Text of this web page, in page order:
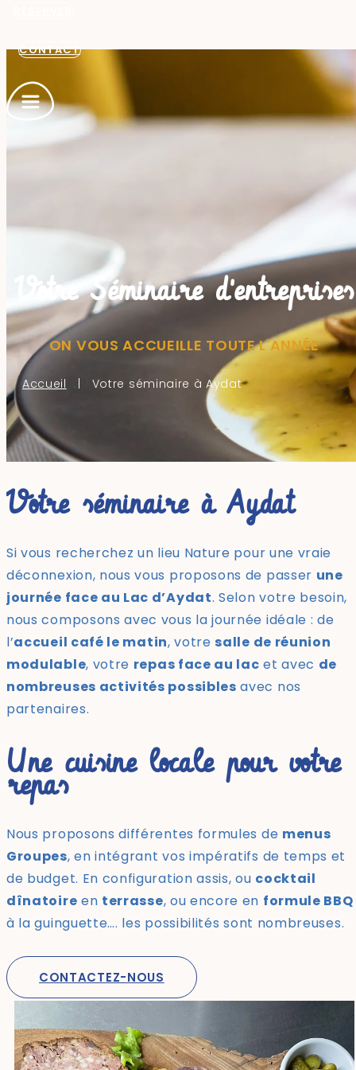
CONTACT
Votre Séminaire d'entreprises
ON VOUS ACCUEILLE TOUTE L'ANNÉE
Accueil Votre séminaire à Aydat
Votre séminaire à Aydat
Si vous recherchez un lieu Nature pour une vraie
déconnexion, nous vous proposons de passer une
journée face au Lac d’Aydat. Selon votre besoin,
nous composons avec vous la journée idéale : de
l’accueil café le matin, votre salle de réunion
modulable, votre repas face au lac et avec de
nombreuses activités possibles avec nos
partenaires.
Une cuisine locale pour votre
repas
Nous proposons différentes formules de menus
Groupes, en intégrant vos impératifs de temps et
de budget. En configuration assis, ou cocktail
dînatoire en terrasse, ou encore en formule BBQ
à la guinguette…. les possibilités sont nombreuses.
CONTACTEZ-NOUS